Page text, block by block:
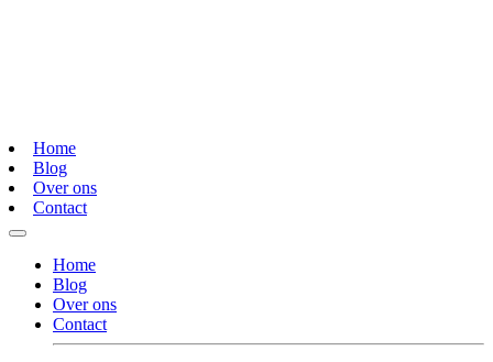
Home
Blog
Over ons
Contact
Home
Blog
Over ons
Contact